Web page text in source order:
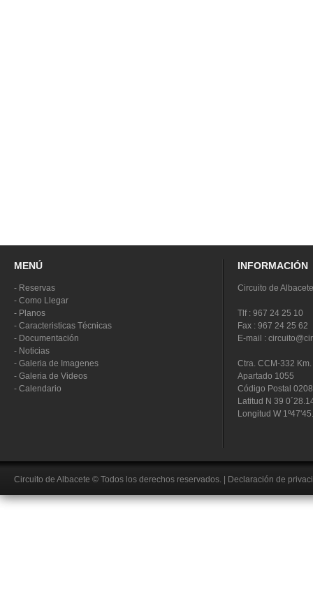
MENÚ
- Reservas
- Como Llegar
- Planos
- Caracteristicas Técnicas
- Documentación
- Noticias
- Galeria de Imagenes
- Galeria de Videos
- Calendario
INFORMACIÓN
Circuito de Albacete
Tlf : 967 24 25 10
Fax : 967 24 25 62
E-mail :
Ctra. CCM-332
Apartado 1055
Código Postal
Latitud N 39
Longitud W
Circuito de Albacete © Todos los derechos reservados. Declaración de